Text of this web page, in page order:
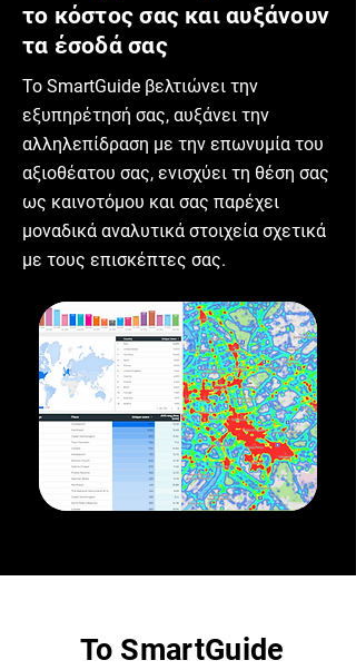
το κόστος σας και αυξάνουν
τα έσοδά σας
Το SmartGuide βελτιώνει την
εξυπηρέτησή σας, αυξάνει την
αλληλεπίδραση με την επωνυμία του
αξιοθέατου σας, ενισχύει τη θέση σας
ως καινοτόμου και σας παρέχει
μοναδικά αναλυτικά στοιχεία σχετικά
με τους επισκέπτες σας.
Το SmartGuide